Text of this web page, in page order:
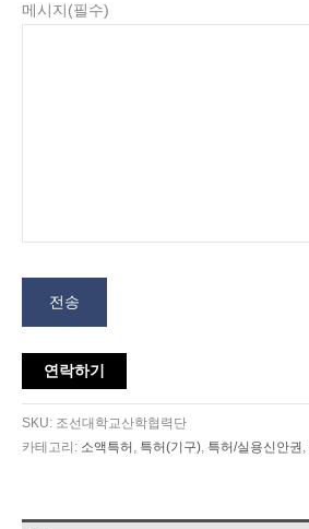
메시지 (필수)
전송
연락하기
SKU: 조선대학교산학협력단
카테고리: 소액특허 , 특허(기구), 특허/실용신안권 ,